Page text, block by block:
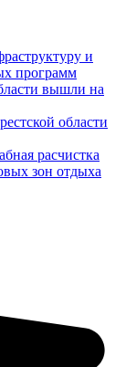
и
программ
вышли на
области
расчистка
зон отдыха